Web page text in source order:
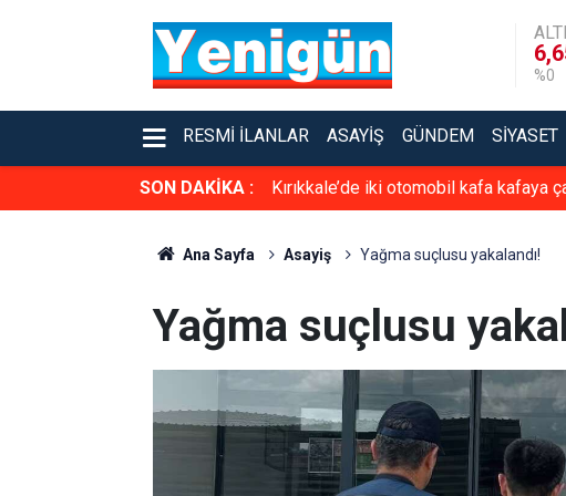
%0
RESMI İLANLAR ASAYIŞ GÜNDEM SIYASET
SON DAKİKA : Kırıkkale’de iki otomobil kafa kafaya
Ana Sayfa Asayiş Yağma suçlusu yakalandı!
Yağma suçlusu